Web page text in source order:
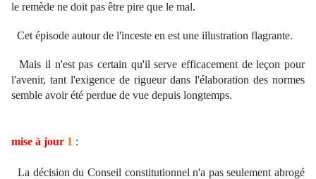
le remède ne doit pas être pire que le mal.
Cet épisode autour de l'inceste en est une illustration flagrante.
Mais il n'est pas certain qu'il serve efficacement de leçon pour
l'avenir, tant l'exigence de rigueur dans l'élaboration des normes
semble avoir été perdue de vue depuis longtemps.
mise à jour 1 :
La décision du Conseil constitutionnel n'a pas seulement abrogé